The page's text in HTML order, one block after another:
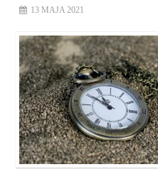
13 MAJA 2021